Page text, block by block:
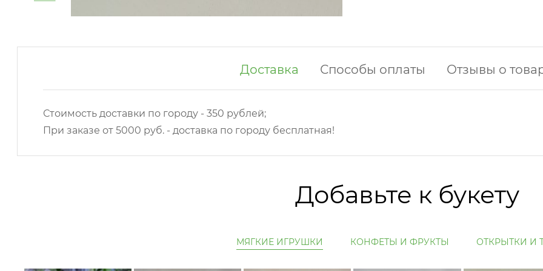
Доставка Способы оплаты Отзывы о
Стоимость доставки по городу - 350 рублей;
При заказе от 5000 руб. - доставка по городу бесплатная!
Добавьте к букету
МЯГКИЕ ИГРУШКИ КОНФЕТЫ И ФРУКТЫ ОТКРЫТКИ И